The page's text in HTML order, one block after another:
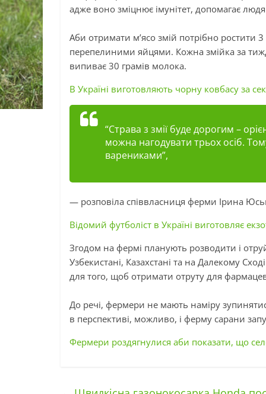
адже воно зміцнює імунітет, допомагає
Аби отримати м’ясо змій потрібно ростити
перепелиними яйцями. Кожна змійка за
випиває 30 грамів молока.
В Україні виготовляють чорну ковбасу за
“Страва з змії буде дорогим –
можна нагодувати трьох осіб.
варениками”,
— розповіла співвласниця ферми Ірина
Відомий футболіст в Україні виготовляє
Згодом на фермі планують розводити і
Узбекистані, Казахстані та на Далекому
для того, щоб отримати отруту для
До речі, фермери не мають наміру
в перспективі, можливо, і ферму сарани
Фермери роздягнулися аби показати, що